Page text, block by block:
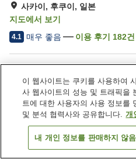
사카이, 후쿠이, 일본
지도에서 보기
4.1 매우 좋음 이용 후기 182건
주차장
스파 / 미용실
일본 후쿠이
사카이
도진보 온천 미쿠니 오션 리조트 앤 호텔
객실
이 웹사이트는 쿠키를 사용하여
사 웹사이트의 성능 및 트래픽을
트에 대한 사용자의 사용 정보를
및 분석 협력사와 공유합니다. 개
내 개인 정보를 판매하지 않음